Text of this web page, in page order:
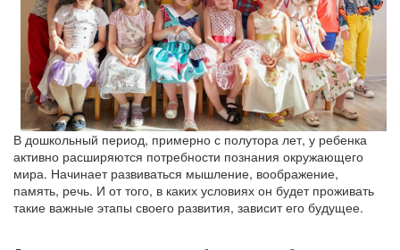
В дошкольный период, примерно с полутора лет, у ребенка
активно расширяются потребности познания окружающего
мира. Начинает развиваться мышление, воображение,
память, речь. И от того, в каких условиях он будет проживать
такие важные этапы своего развития, зависит его будущее.